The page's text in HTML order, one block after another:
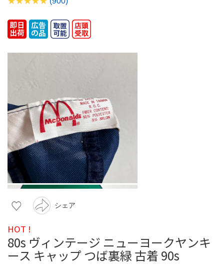
シェア
HOT !
80s ヴィンテージ ニューヨークヤンキ
ース キャップ つば裏緑 古着 90s